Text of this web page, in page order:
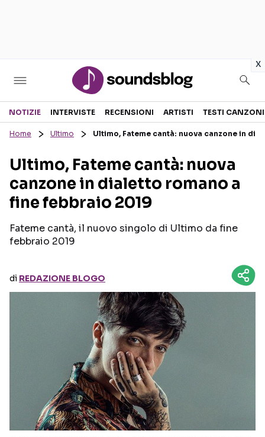
x
Sezioni
RECENSIONI MUSICALI
INTERVISTE
GOSSIP E CURIOSITÀ
TESTI CANZONI
TOUR ED EVENTI
TALENT SHOW
Seguici sui social
NOTIZIE INTERVISTE RECENSIONI ARTISTI TESTI CANZONI
Home Ultimo Ultimo, Fateme cantà: nuova canzone in
Ultimo, Fateme cantà: nuova
canzone in dialetto romano a
fine febbraio 2019
Fateme cantà, il nuovo singolo di Ultimo da fine
febbraio 2019
di REDAZIONE BLOGO